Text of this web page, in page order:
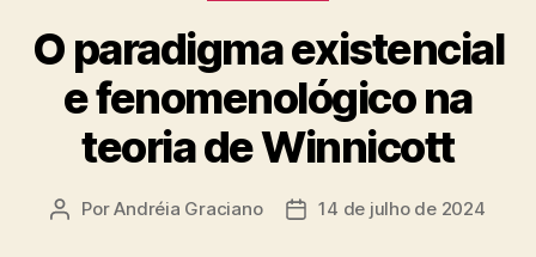
O paradigma existencial
e fenomenológico na
teoria de Winnicott
Autor
PorAndréia Graciano
Data14 de julho de 2024